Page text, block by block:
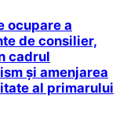
ocupare a
de consilier,
cadrul
și amenjarea
al primarului